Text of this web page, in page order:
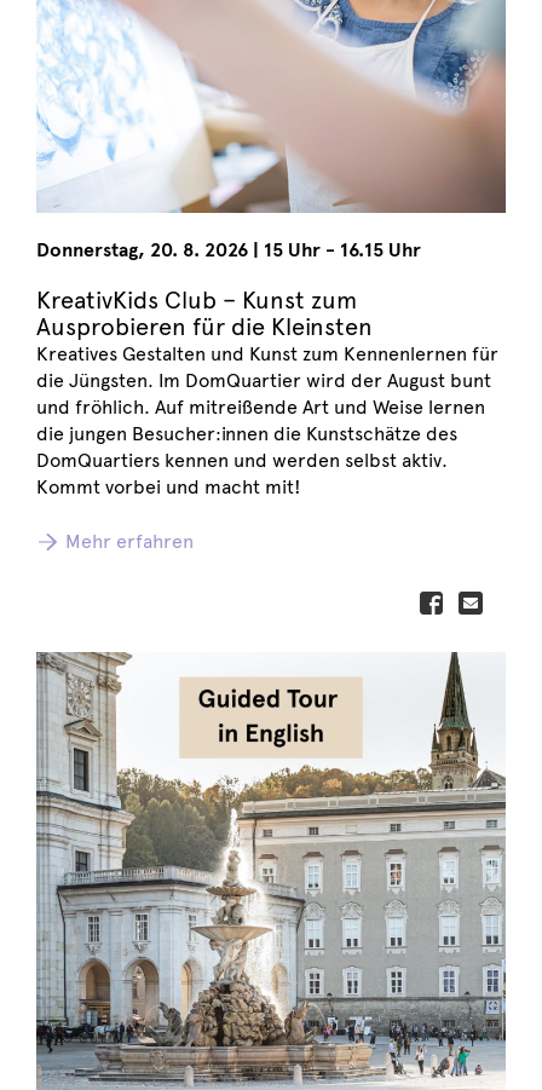
Donnerstag, 20. 8. 2026 | 15 Uhr - 16.15 Uhr
KreativKids Club – Kunst zum
Ausprobieren für die Kleinsten
Kreatives Gestalten und Kunst zum Kennenlernen für
die Jüngsten. Im DomQuartier wird der August bunt
und fröhlich. Auf mitreißende Art und Weise lernen
die jungen Besucher:innen die Kunstschätze des
DomQuartiers kennen und werden selbst aktiv.
Kommt vorbei und macht mit!
Mehr erfahren